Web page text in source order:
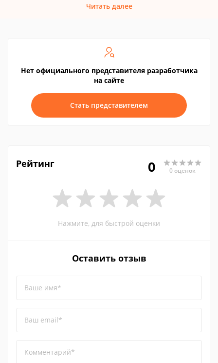
Читать далее
Нет официального представителя разработчика
на сайте
Стать представителем
Рейтинг 0 0 оценок
Нажмите, для быстрой оценки
Оставить отзыв
Ваше имя*
Ваш email*
Комментарий*